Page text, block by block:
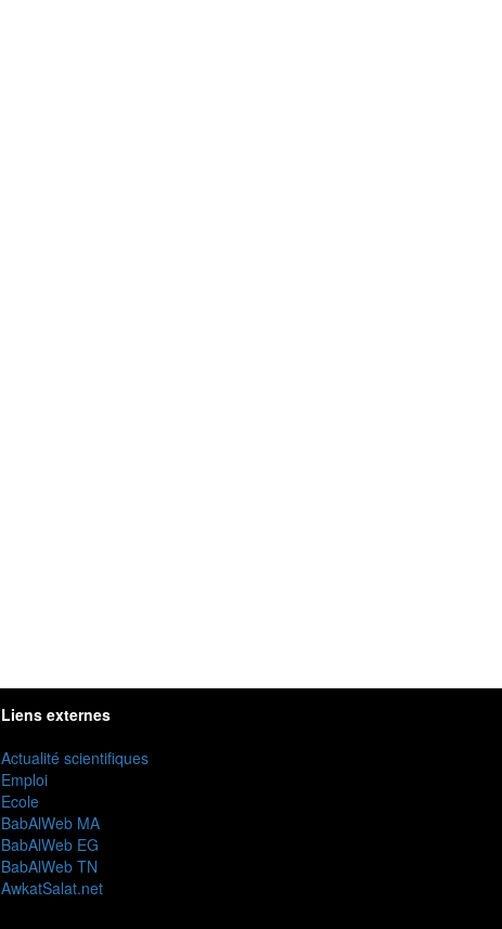
Liens externes
Actualité scientifiques
Emploi
Ecole
BabAlWeb MA
BabAlWeb EG
BabAlWeb TN
AwkatSalat.net